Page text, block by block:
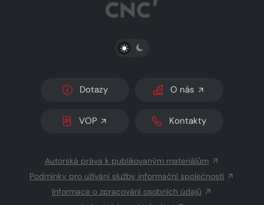
PŘEPNOUT SVĚTLÝ/TMAVÝ REŽIM
Dotazy O nás
VOP Kontakty
Autorská práva k publikovaným materiálům
Podmínky pro užívání služby informační společnosti
Informace o zpracování osobních údajů